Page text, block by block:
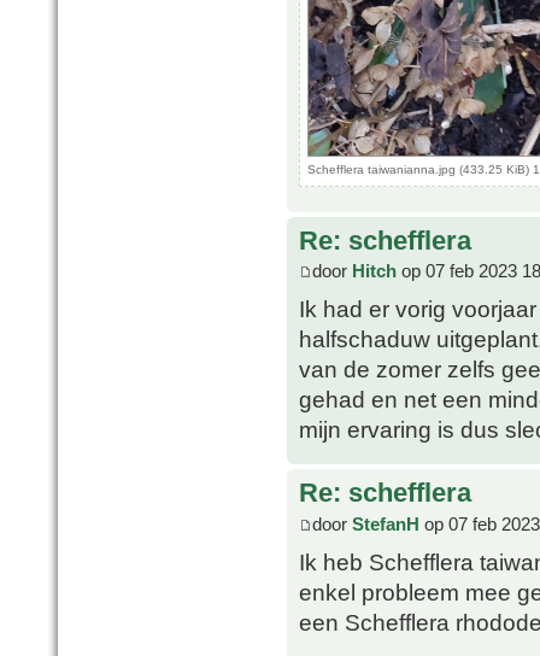
Schefflera taiwanianna.jpg (433.25 KiB)
Re: schefflera
door Hitch op 07 feb 2023
Ik had er vorig
halfschaduw
van de zomer zelfs
gehad en net een
mijn ervaring is dus
Re: schefflera
door StefanH op 07 feb
Ik heb Schefflera
enkel probleem mee
een Schefflera